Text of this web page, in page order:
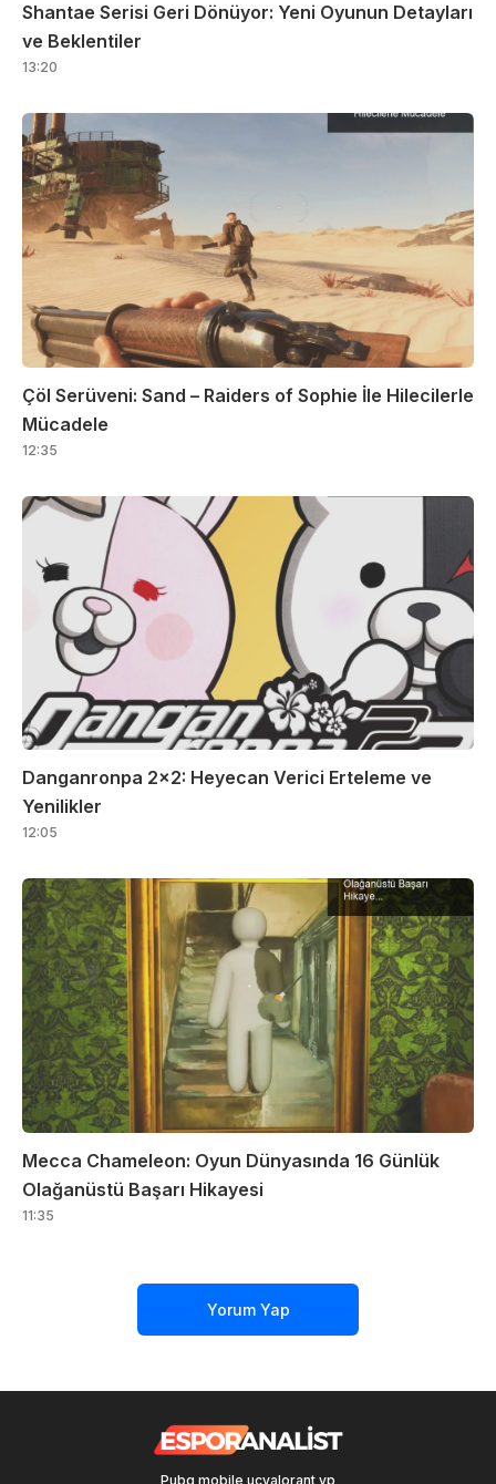
Shantae Serisi Geri Dönüyor: Yeni Oyunun Detayları
ve Beklentiler
13:20
Çöl Serüveni: Sand – Raiders of Sophie İle Hilecilerle
Mücadele
12:35
Danganronpa 2×2: Heyecan Verici Erteleme ve
Yenilikler
12:05
Mecca Chameleon: Oyun Dünyasında 16 Günlük
Olağanüstü Başarı Hikayesi
11:35
Yorum Yap
Pubg mobile ucvalorant vp